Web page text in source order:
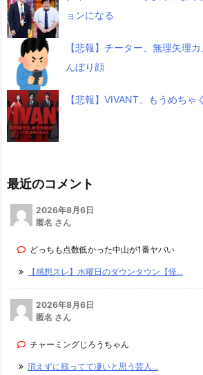
ョンになる
【悲報】チーター、無理矢理
んぼり顔
【悲報】VIVANT、もうめちゃ
最近のコメント
2026年8月6日
匿名 さん
どっちも点数低かった中山が1番ヤバい
【感想スレ】水曜日のダウンタウン【怪...
2026年8月6日
匿名 さん
チャーミングじろうちゃん
消えずに残ってて凄いと思う芸人...